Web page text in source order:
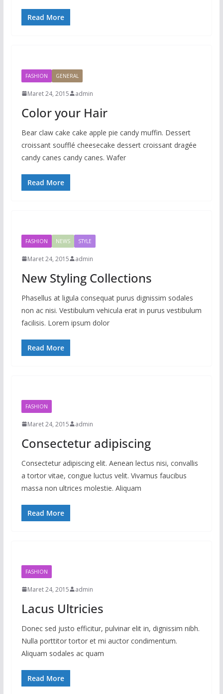
Read More
FASHION GENERAL
Maret 24, 2015 admin
Color your Hair
Bear claw cake cake apple pie candy muffin. Dessert
croissant soufflé cheesecake dessert croissant dragée
candy canes candy canes. Wafer
Read More
FASHION NEWS STYLE
Maret 24, 2015 admin
New Styling Collections
Phasellus at ligula consequat purus dignissim sodales
non ac nisi. Vestibulum vehicula erat in purus vestibulum
facilisis. Lorem ipsum dolor
Read More
FASHION
Maret 24, 2015 admin
Consectetur adipiscing
Consectetur adipiscing elit. Aenean lectus nisi, convallis
a tortor vitae, congue luctus velit. Vivamus faucibus
massa non ultrices molestie. Aliquam
Read More
FASHION
Maret 24, 2015 admin
Lacus Ultricies
Donec sed justo efficitur, pulvinar elit in, dignissim nibh.
Nulla porttitor tortor et mi auctor condimentum.
Aliquam sodales ac quam
Read More